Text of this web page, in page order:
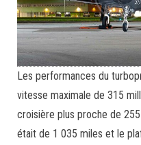
Les performances du
vitesse maximale de 315
croisière plus proche de 255
était de 1 035 miles et le